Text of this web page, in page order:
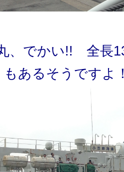
、でかい!! 全長
もあるそうですよ